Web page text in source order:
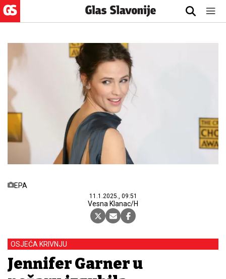
EPA
11.1.2025., 09:51
Vesna Klanac/H
OSJEĆA KRIVNJU
Jennifer Garner u